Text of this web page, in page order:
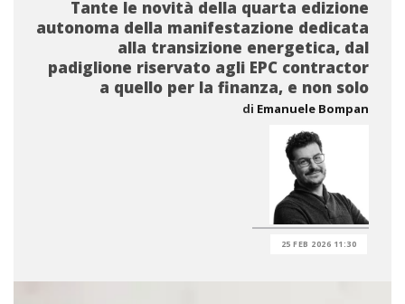
Tante le novità della quarta edizione
autonoma della manifestazione dedicata
alla transizione energetica, dal
padiglione riservato agli EPC contractor
a quello per la finanza, e non solo
di Emanuele Bompan
25 FEB 2026 11:30